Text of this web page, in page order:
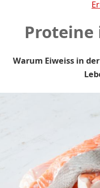
Proteine
Warum Eiweiss in